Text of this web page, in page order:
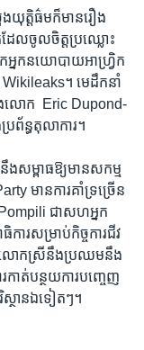
ង​យុត្តិធ៌ម​ក៏​មាន​រឿង​
ដែល​ចូល​ចិត្ត​ប្រឈ្លោះ​
នក​នយោបាយ​អាហ្វ្រិក​
។ ​មេ​ដឹកនាំ​
លោក ​ Eric Dupond-
រព័ន្ធ​តុលាការ។​
ង​សម្ពាធ​ឱ្យ​មាន​សកម្ម​
មាន​ការ​គាំទ្រ​ច្រើន​
ជា​សហ​អ្នក​
ការ​សម្រាប់​កិច្ចការ​ជីវ
លោកស្រី​នឹង​ប្រឈម​នឹង​
ាត់​បន្ថយ​ការ​បញ្ចេញ​
ថាន​ឯ​ទៀតៗ។​